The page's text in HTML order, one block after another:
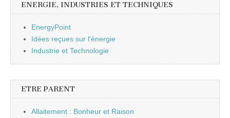
ENERGIE, INDUSTRIES ET TECHNIQUES
EnergyPoint
Idées reçues sur l'énergie
Industrie et Technologie
ETRE PARENT
Allaitement : Bonheur et Raison